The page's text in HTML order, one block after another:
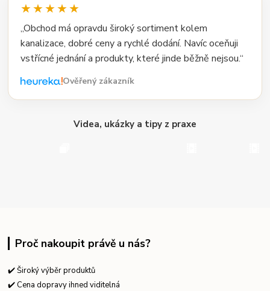
★★★★★
„Obchod má opravdu široký sortiment kolem
kanalizace, dobré ceny a rychlé dodání. Navíc oceňuji
vstřícné jednání a produkty, které jinde běžně nejsou.“
Ověřený zákazník
Videa, ukázky a tipy z praxe
Proč nakoupit právě u nás?
✔️ Široký výběr produktů
✔️ Cena dopravy ihned viditelná